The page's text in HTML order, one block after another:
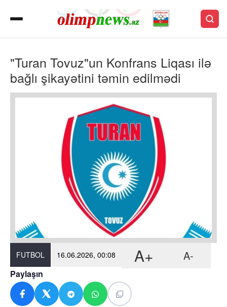
"Turan Tovuz"un Konfrans Liqası ilə
bağlı şikayətini təmin edilmədi
FUTBOL 16.06.2026, 00:08 A+ A-
Paylaşın